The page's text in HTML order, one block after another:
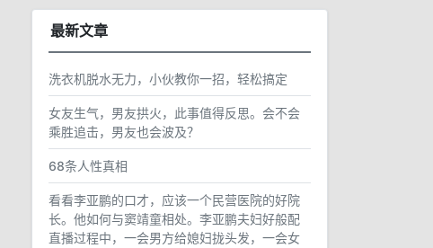
最新文章
洗衣机脱水无力，小伙教你一招，轻松搞定
女友生气，男友拱火，此事值得反思。会不会
乘胜追击，男友也会波及？
68条人性真相
看看李亚鹏的口才，应该一个民营医院的好院
长。他如何与窦靖童相处。李亚鹏夫妇好般配
直播过程中，一会男方给媳妇拢头发，一会女